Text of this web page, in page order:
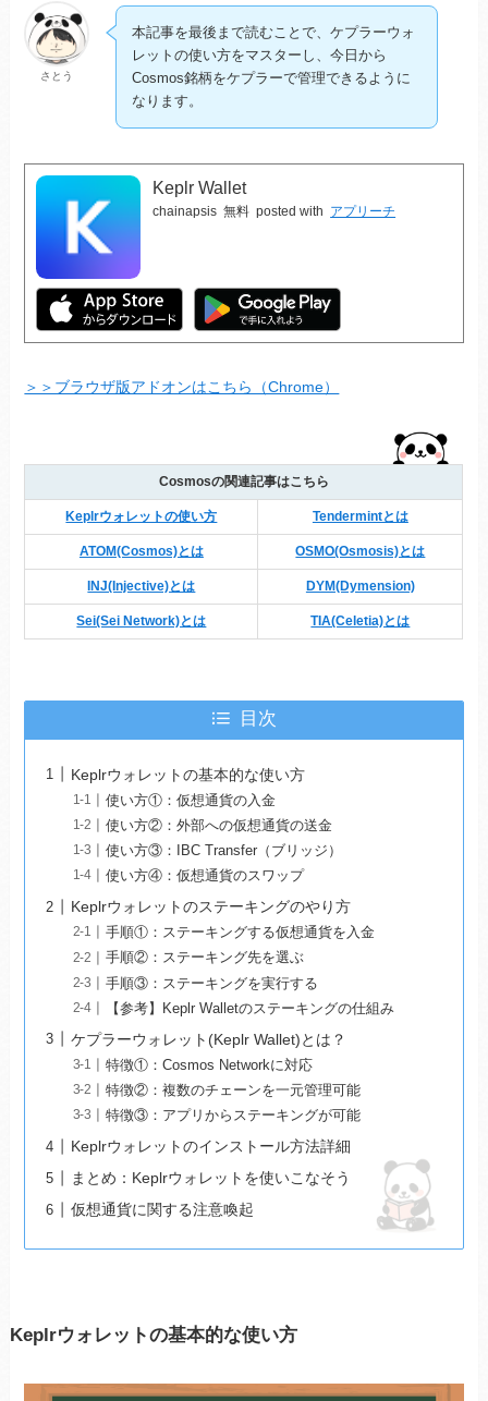
さとう
本記事を最後まで読むことで、ケプラーウォ
レットの使い方をマスターし、今日から
Cosmos銘柄をケプラーで管理できるように
なります。
Keplr Wallet
chainapsis 無料 posted with アプリーチ
＞＞ブラウザ版アドオンはこちら（Chrome）
Cosmosの関連記事はこちら
Keplrウォレットの使い方 Tendermintとは
ATOM(Cosmos)とは OSMO(Osmosis)とは
INJ(Injective)とは DYM(Dymension)
Sei(Sei Network)とは TIA(Celetia)とは
目次
Keplrウォレットの基本的な使い方
使い方①：仮想通貨の入金
使い方②：外部への仮想通貨の送金
使い方③：IBC Transfer（ブリッジ）
使い方④：仮想通貨のスワップ
Keplrウォレットのステーキングのやり方
手順①：ステーキングする仮想通貨を入金
手順②：ステーキング先を選ぶ
手順③：ステーキングを実行する
【参考】Keplr Walletのステーキングの仕組み
ケプラーウォレット(Keplr Wallet)とは？
特徴①：Cosmos Networkに対応
特徴②：複数のチェーンを一元管理可能
特徴③：アプリからステーキングが可能
Keplrウォレットのインストール方法詳細
まとめ：Keplrウォレットを使いこなそう
仮想通貨に関する注意喚起
Keplrウォレットの基本的な使い方